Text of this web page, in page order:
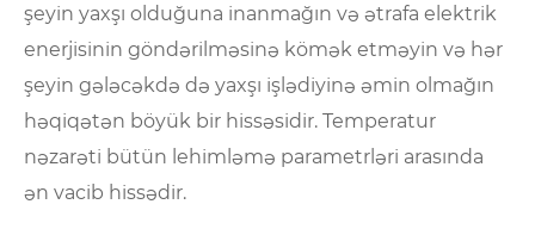
şeyin yaxşı olduğuna inanmağın və ətrafa elektrik
enerjisinin göndərilməsinə kömək etməyin və hər
şeyin gələcəkdə də yaxşı işlədiyinə əmin olmağın
həqiqətən böyük bir hissəsidir. Temperatur
nəzarəti bütün lehimləmə parametrləri arasında
ən vacib hissədir.